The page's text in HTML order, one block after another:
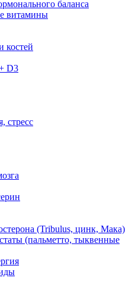
баланса
витамины
костей
D3
стресс
(Tribulus, цинк, Мака)
(пальметто, тыквенные